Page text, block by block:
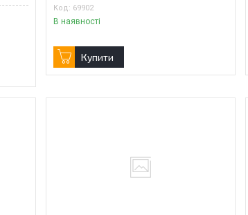
69902
В наявності
Купити